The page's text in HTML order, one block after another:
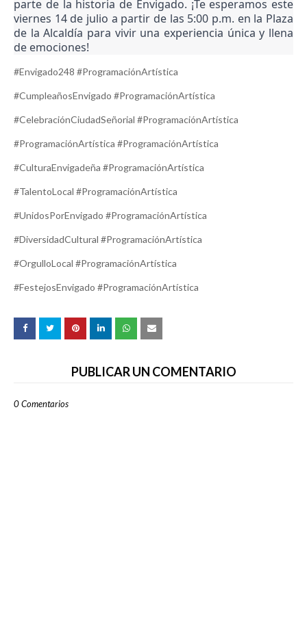
parte de la historia de Envigado. ¡Te esperamos este
viernes 14 de julio a partir de las 5:00 p.m. en la Plaza
de la Alcaldía para vivir una experiencia única y llena
de emociones!
#Envigado248 #ProgramaciónArtística
#CumpleañosEnvigado #ProgramaciónArtística
#CelebraciónCiudadSeñorial #ProgramaciónArtística
#ProgramaciónArtística #ProgramaciónArtística
#CulturaEnvigadeña #ProgramaciónArtística
#TalentoLocal #ProgramaciónArtística
#UnidosPorEnvigado #ProgramaciónArtística
#DiversidadCultural #ProgramaciónArtística
#OrgulloLocal #ProgramaciónArtística
#FestejosEnvigado #ProgramaciónArtística
PUBLICAR UN COMENTARIO
0 Comentarios